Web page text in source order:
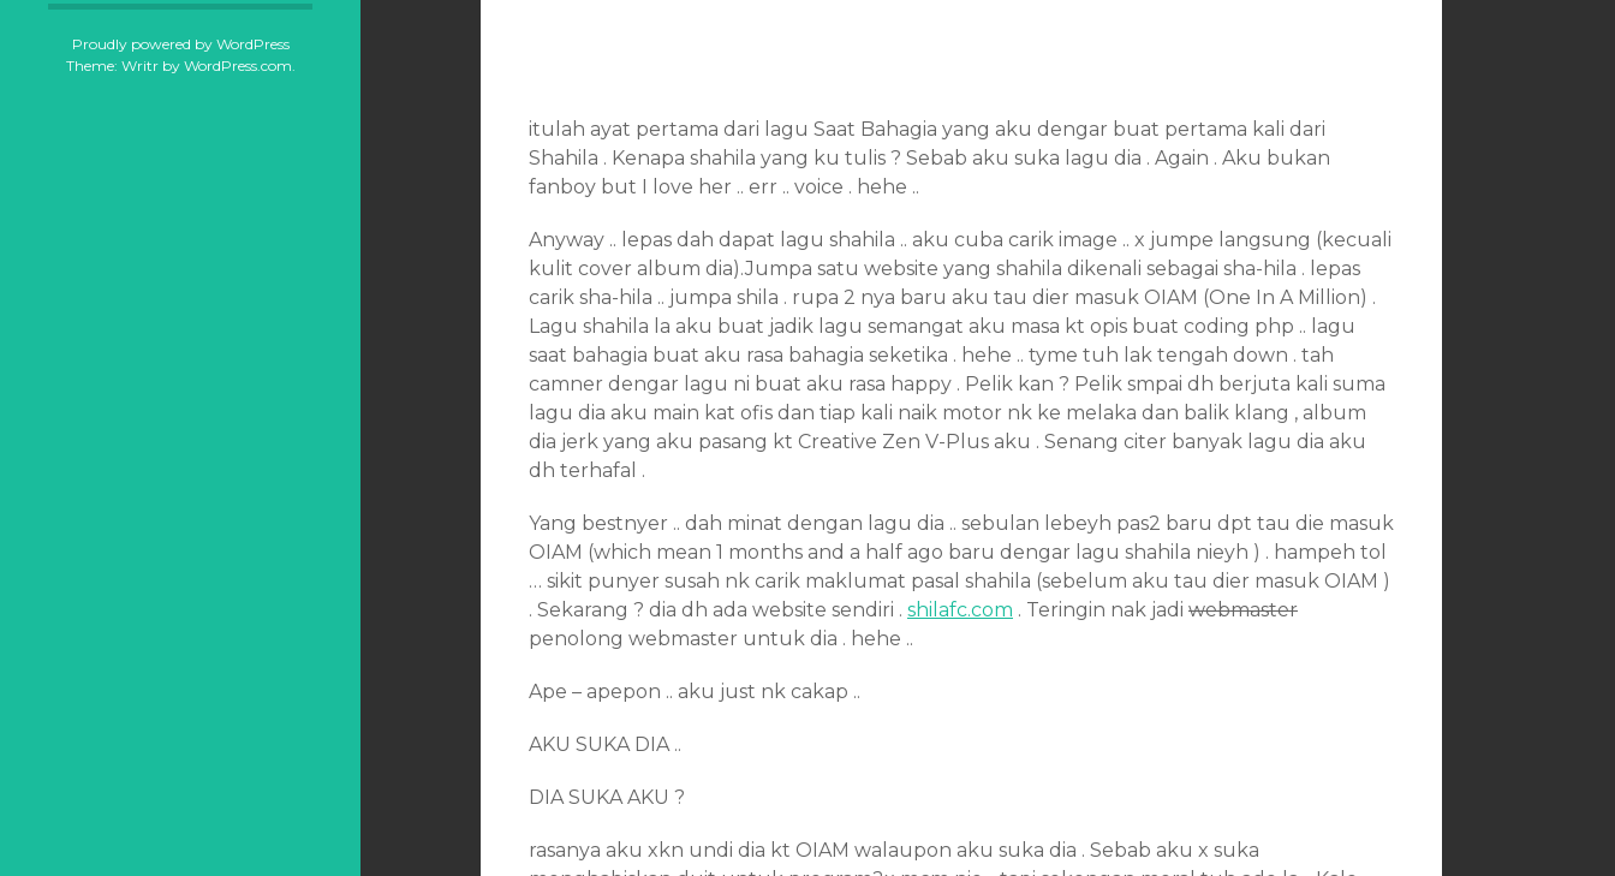
Proudly powered by WordPress
Theme: Writr by WordPress.com.
itulah ayat pertama dari lagu Saat Bahagia yang aku dengar buat pertama kali dari
Shahila . Kenapa shahila yang ku tulis ? Sebab aku suka lagu dia . Again . Aku bukan
fanboy but I love her .. err .. voice . hehe ..
Anyway .. lepas dah dapat lagu shahila .. aku cuba carik image .. x jumpe langsung (kecuali
kulit cover album dia).Jumpa satu website yang shahila dikenali sebagai sha-hila . lepas
carik sha-hila .. jumpa shila . rupa 2 nya baru aku tau dier masuk OIAM (One In A Million) .
Lagu shahila la aku buat jadik lagu semangat aku masa kt opis buat coding php .. lagu
saat bahagia buat aku rasa bahagia seketika . hehe .. tyme tuh lak tengah down . tah
camner dengar lagu ni buat aku rasa happy . Pelik kan ? Pelik smpai dh berjuta kali suma
lagu dia aku main kat ofis dan tiap kali naik motor nk ke melaka dan balik klang , album
dia jerk yang aku pasang kt Creative Zen V-Plus aku . Senang citer banyak lagu dia aku
dh terhafal .
Yang bestnyer .. dah minat dengan lagu dia .. sebulan lebeyh pas2 baru dpt tau die masuk
OIAM (which mean 1 months and a half ago baru dengar lagu shahila nieyh ) . hampeh tol
… sikit punyer susah nk carik maklumat pasal shahila (sebelum aku tau dier masuk OIAM )
. Sekarang ? dia dh ada website sendiri . shilafc.com . Teringin nak jadi webmaster
penolong webmaster untuk dia . hehe ..
Ape – apepon .. aku just nk cakap ..
AKU SUKA DIA ..
DIA SUKA AKU ?
rasanya aku xkn undi dia kt OIAM walaupon aku suka dia . Sebab aku x suka